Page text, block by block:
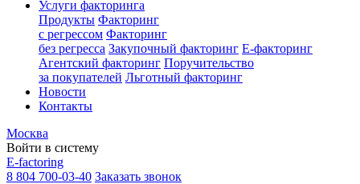
Услуги факторинга
Продукты Факторинг
с регрессом Факторинг
без регресса Закупочный факторинг E-факторинг
Агентский факторинг Поручительство
за покупателей Льготный факторинг
Новости
Контакты
Москва
Войти в систему
E-factoring
8 804 700-03-40 Заказать звонок